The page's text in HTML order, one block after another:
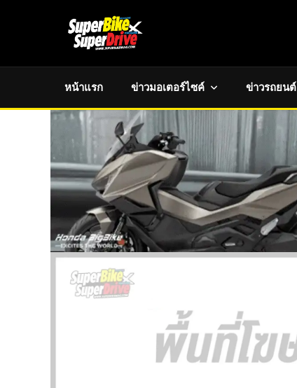
หน้าแรก ข่าวมอเตอร์ไซค์ ข่าวรถยนต์